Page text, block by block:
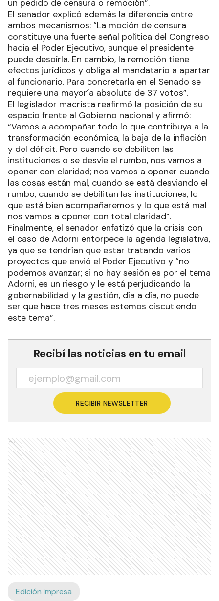
un pedido de censura o remoción”.
El senador explicó además la diferencia entre
ambos mecanismos: “La moción de censura
constituye una fuerte señal política del Congreso
hacia el Poder Ejecutivo, aunque el presidente
puede desoírla. En cambio, la remoción tiene
efectos jurídicos y obliga al mandatario a apartar
al funcionario. Para concretarla en el Senado se
requiere una mayoría absoluta de 37 votos”.
El legislador macrista reafirmó la posición de su
espacio frente al Gobierno nacional y afirmó:
“Vamos a acompañar todo lo que contribuya a la
transformación económica, la baja de la inflación
y del déficit. Pero cuando se debiliten las
instituciones o se desvíe el rumbo, nos vamos a
oponer con claridad; nos vamos a oponer cuando
las cosas están mal, cuando se está desviando el
rumbo, cuando se debilitan las instituciones; lo
que está bien acompañaremos y lo que está mal
nos vamos a oponer con total claridad”.
Finalmente, el senador enfatizó que la crisis con
el caso de Adorni entorpece la agenda legislativa,
ya que se tendrían que estar tratando varios
proyectos que envió el Poder Ejecutivo y “no
podemos avanzar; si no hay sesión es por el tema
Adorni, es un riesgo y le está perjudicando la
gobernabilidad y la gestión, día a día, no puede
ser que hace tres meses estemos discutiendo
este tema”.
Recibí las noticias en tu email
RECIBIR NEWSLETTER
Ads
Edición Impresa